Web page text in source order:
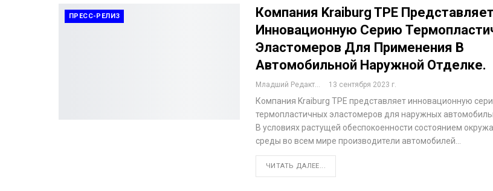
ПРЕСС-РЕЛИЗ
Компания Kraiburg TPE Представляет
Инновационную Серию
Эластомеров Для Применения В
Автомобильной Наружной Отделке.
Младший Редактор 13 сентября 2023 г.
Компания Kraiburg TPE представляет инновационную
термопластичных эластомеров для наружных
В условиях растущей обеспокоенности состоянием
среды во всем мире производители автомобилей…
ЧИТАТЬ ДАЛЕЕ...